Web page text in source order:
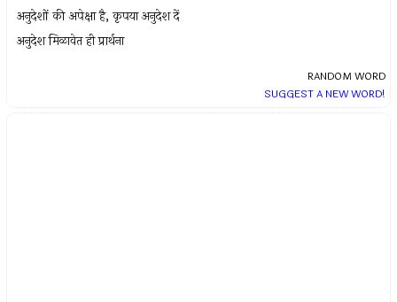
अनुदेशों की अपेक्षा है, कृपया अनुदेश दें
अनुदेश मिळावेत ही प्रार्थना
RANDOM WORD
SUGGEST A NEW WORD!